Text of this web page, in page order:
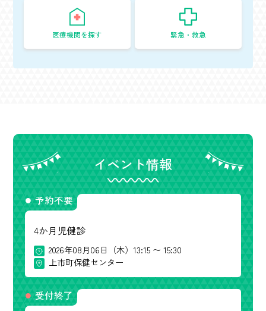
医療機関を探す 緊急・救急
イベント情報
予約不要
4か月児健診
2026年08月06日（木）13:15 〜 15:30
上市町保健センター
受付終了